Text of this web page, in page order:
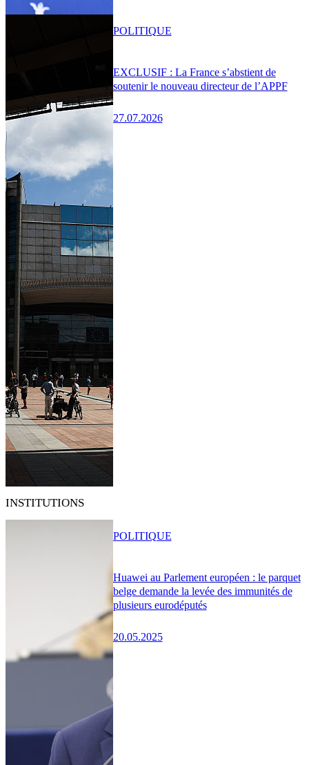
EXCLUSIF : La France s’abstient de
soutenir le nouveau directeur de l’APPF
27.07.2026
POLITIQUE
INSTITUTIONS
Huawei au Parlement européen : le parquet
belge demande la levée des immunités de
plusieurs eurodéputés
20.05.2025
POLITIQUE